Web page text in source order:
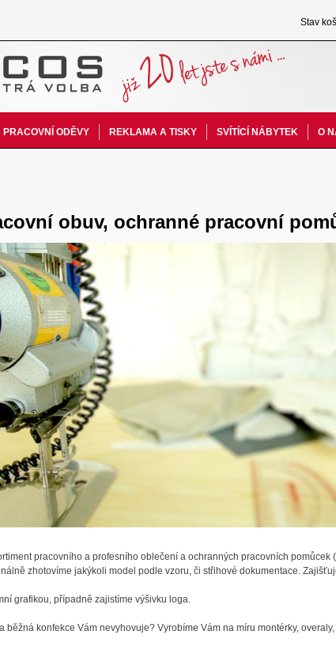
Stav
PRACOVNÍ ODĚVY REKLAMA A TISKY SVÍTÍCÍ NÁBYTEK O
obuv, ochranné pracovní
pracovního a profesního oblečení a ochranných pracovních pomůcek
zhotovíme jakýkoli model podle vzoru, či střihové dokumentace.
grafikou, případně zajistíme výšivku loga.
běžná konfekce Vám nevyhovuje? Vyrobíme Vám na míru montérky,